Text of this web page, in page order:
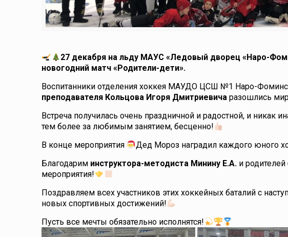
27 декабря на льду МАУС «Ледовый дворец «Наро-
новогодний матч «Родители-дети».
Воспитанники отделения хоккея МАУДО ЦСШ №1 Наро-
преподавателя Кольцова Игоря Дмитриевича разошлись
Встреча получилась очень праздничной и радостной, и никак
тем более за любимым занятием, бесценно!
В конце мероприятия
Дед Мороз наградил каждого юного
Благодарим инструктора-методиста Минину Е.А. и
мероприятия!
Поздравляем всех участников этих хоккейных баталий с
новых спортивных достижений!
Пусть все мечты обязательно исполнятся!